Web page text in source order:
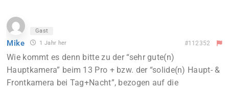
Gast
Mike 1 Jahr her #112352
Wie kommt es denn bitte zu der “sehr gute(n)
Hauptkamera” beim 13 Pro + bzw. der “solide(n) Haupt- &
Frontkamera bei Tag+Nacht”, bezogen auf die